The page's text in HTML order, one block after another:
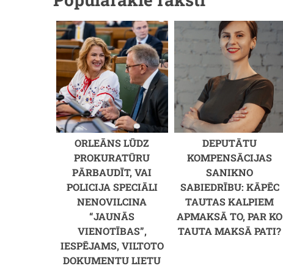
ORLEĀNS LŪDZ
PROKURATŪRU
PĀRBAUDĪT, VAI
POLICIJA SPECIĀLI
NENOVILCINA
“JAUNĀS
VIENOTĪBAS”,
IESPĒJAMS, VILTOTO
DOKUMENTU LIETU
DEPUTĀTU
KOMPENSĀCIJAS
SANIKNO
SABIEDRĪBU: KĀPĒC
TAUTAS KALPIEM
APMAKSĀ TO, PAR KO
TAUTA MAKSĀ PATI?